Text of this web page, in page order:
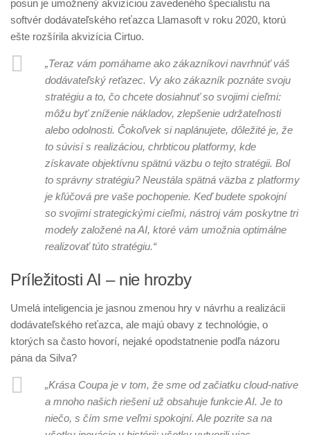
posun je umožnený akvizíciou zavedeného špecialistu na
softvér dodávateľského reťazca Llamasoft v roku 2020, ktorú
ešte rozšírila akvizícia Cirtuo.
„Teraz vám pomáhame ako zákazníkovi navrhnúť váš
dodávateľský reťazec. Vy ako zákazník poznáte svoju
stratégiu a to, čo chcete dosiahnuť so svojimi cieľmi:
môžu byť zníženie nákladov, zlepšenie udržateľnosti
alebo odolnosti. Čokoľvek si naplánujete, dôležité je, že
to súvisí s realizáciou, chrbticou platformy, kde
získavate objektívnu spätnú väzbu o tejto stratégii. Bol
to správny stratégiu? Neustála spätná väzba z platformy
je kľúčová pre vaše pochopenie. Keď budete spokojní
so svojimi strategickými cieľmi, nástroj vám poskytne tri
modely založené na AI, ktoré vám umožnia optimálne
realizovať túto stratégiu.“
Príležitosti AI – nie hrozby
Umelá inteligencia je jasnou zmenou hry v návrhu a realizácii
dodávateľského reťazca, ale majú obavy z technológie, o
ktorých sa často hovorí, nejaké opodstatnenie podľa názoru
pána da Silva?
„Krása Coupa je v tom, že sme od začiatku cloud-native
a mnoho našich riešení už obsahuje funkcie AI. Je to
niečo, s čím sme veľmi spokojní. Ale pozrite sa na